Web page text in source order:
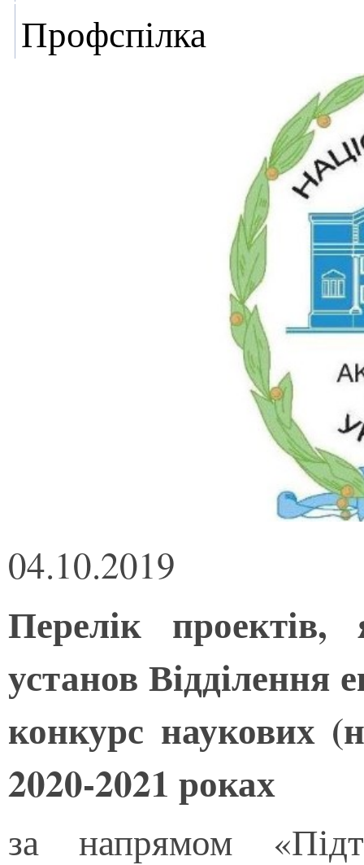
Профспілка
04.10.2019
Перелік проектів,
установ
конкурс наукових
2020-2021 роках
за напрямом